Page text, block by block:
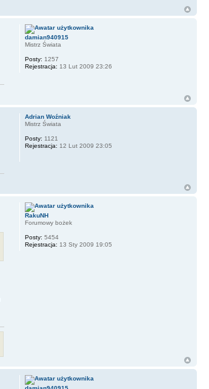
damian940915
Mistrz Świata
Posty: 1257
Rejestracja: 13 Lut 2009 23:26
Adrian Woźniak
Mistrz Świata
Posty: 1121
Rejestracja: 12 Lut 2009 23:05
RakuNH
Forumowy bożek
Posty: 5454
Rejestracja: 13 Sty 2009 19:05